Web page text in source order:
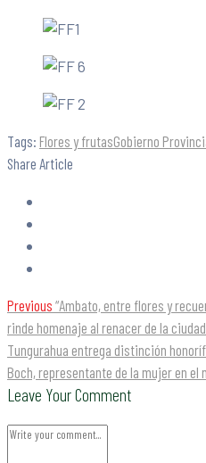
Tags: Flores y frutasGobierno
Share Article
Previous “Ambato, entre flores y
rinde homenaje al renacer de la ciudad
Tungurahua entrega distinción
Boch, representante de la mujer en el
Leave Your Comment